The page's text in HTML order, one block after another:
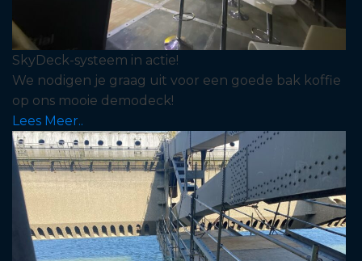
SkyDeck-systeem in actie!
We nodigen je graag uit voor een goede bak koffie
op ons mooie demodeck!
Lees Meer..